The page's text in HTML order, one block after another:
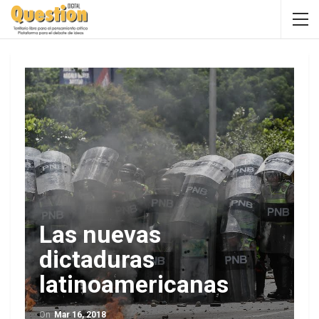
Las nuevas
dictaduras
latinoamericanas
OnMar 16, 2018